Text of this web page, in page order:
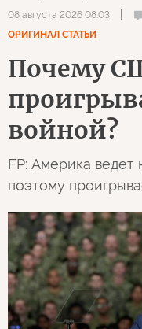
08 августа 2026 08:03
ОРИГИНАЛ СТАТЬИ
Почему
войной?
FP: Америка
поэтому